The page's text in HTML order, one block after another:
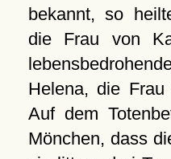
bekannt, so
die Frau von
Helena, die
Auf dem
Mönchen, dass